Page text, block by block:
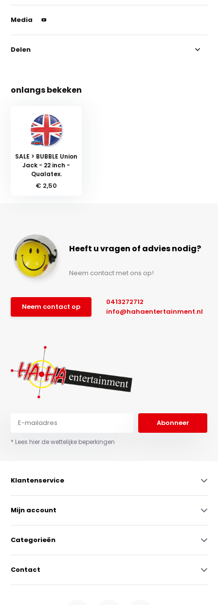
Media
Delen
onlangs bekeken
SALE > BUBBLE Union
Jack - 22 inch -
Qualatex.
€ 2,50
Heeft u vragen of advies nodig?
Neem contact met ons op!
Neem contact op
0413272712
info@hahaentertainment.nl
Abonneer
* Lees hier de wettelijke beperkingen
Klantenservice
Mijn account
Categorieën
Contact